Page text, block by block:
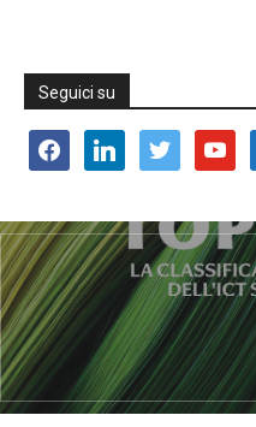
Seguici su
facebooklinkedin twitter youtube